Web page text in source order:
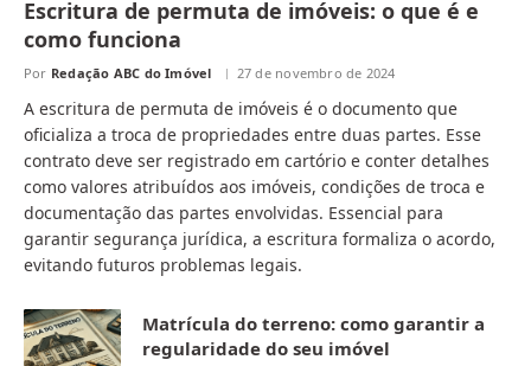
Escritura de permuta de imóveis: o que é e
como funciona
Por Redação ABC do Imóvel 27 de novembro de 2024
A escritura de permuta de imóveis é o documento que
oficializa a troca de propriedades entre duas partes. Esse
contrato deve ser registrado em cartório e conter detalhes
como valores atribuídos aos imóveis, condições de troca e
documentação das partes envolvidas. Essencial para
garantir segurança jurídica, a escritura formaliza o acordo,
evitando futuros problemas legais.
Matrícula do terreno: como garantir a
regularidade do seu imóvel